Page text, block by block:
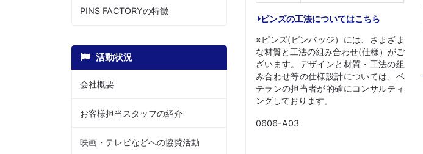
PINS FACTORYの特徴
活動状況
会社概要
お客様担当スタッフの紹介
映画・テレビなどへの協賛活動
ピンズの工法についてはこちら
※ピンズ(ピンバッジ）には、さまざま
な材質と工法の組み合わせ(仕様）がご
ざいます。デザインと材質・工法の組
み合わせ等の仕様設計については、ベ
テランの担当者が的確にコンサルティ
ングしております。
0606-A03